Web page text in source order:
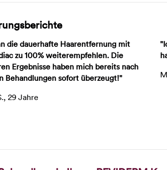
die dauerhafte Haarentfernung mit
zu 100% weiterempfehlen. Die
Ergebnisse haben mich bereits nach
Behandlungen sofort überzeugt!"
29 Jahre